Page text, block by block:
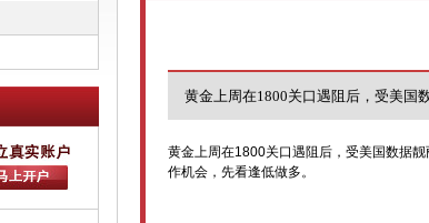
黄金上周在1800关口遇阻后，受美国
黄金上周在1800关口遇阻后，受美国数据
作机会，先看逢低做多。